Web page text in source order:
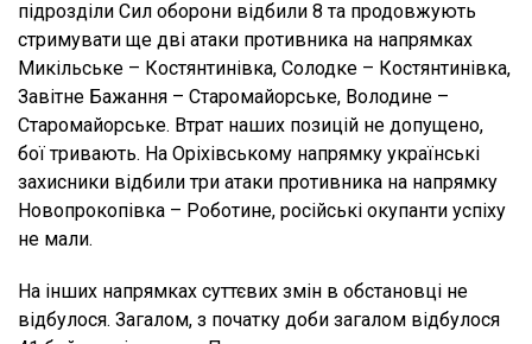
підрозділи Сил оборони відбили 8 та продовжують
стримувати ще дві атаки противника на напрямках
Микільське – Костянтинівка, Солодке – Костянтинівка,
Завітне Бажання – Старомайорське, Володине –
Старомайорське. Втрат наших позицій не допущено,
бої тривають. На Оріхівському напрямку українські
захисники відбили три атаки противника на напрямку
Новопрокопівка – Роботине, російські окупанти успіху
не мали.
На інших напрямках суттєвих змін в обстановці не
відбулося. Загалом, з початку доби загалом відбулося